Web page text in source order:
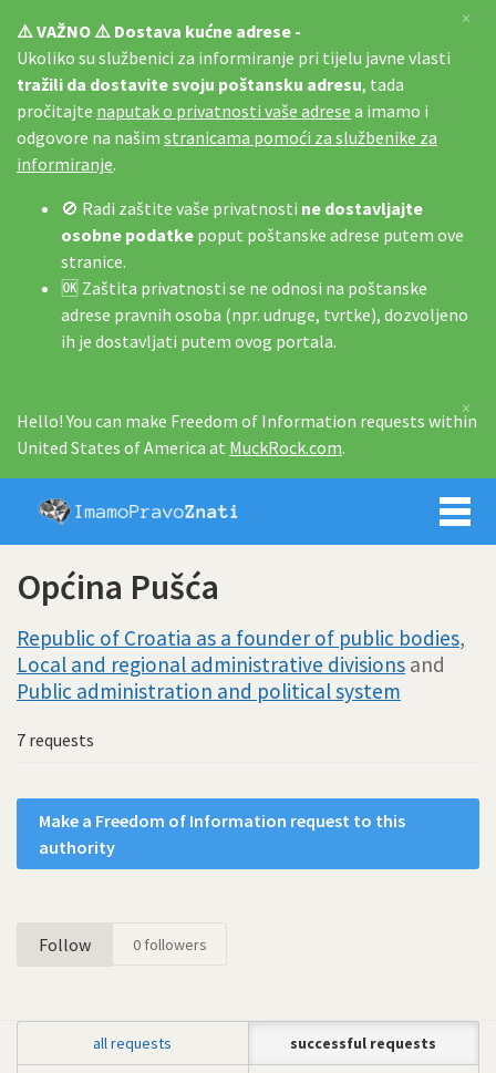
⚠️ VAŽNO ⚠️ Dostava kućne adrese -
Ukoliko su službenici za informiranje pri tijelu javne vlasti
tražili da dostavite svoju poštansku adresu, tada
pročitajte naputak o privatnosti vaše adrese a imamo i
odgovore na našim stranicama pomoći za službenike za
informiranje.
🚫 Radi zaštite vaše privatnosti ne dostavljajte
osobne podatke poput poštanske adrese putem ove
stranice.
🆗 Zaštita privatnosti se ne odnosi na poštanske
adrese pravnih osoba (npr. udruge, tvrtke), dozvoljeno
ih je dostavljati putem ovog portala.
×
Hello! You can make Freedom of Information requests within
United States of America at MuckRock.com.
×
Imamo
Općina Pušća
Republic of Croatia as a founder of public bodies,
Local and regional administrative divisions and
Public administration and political system
7 requests
Make a Freedom of Information request to this
authority
Follow 0followers
all requests successful requests